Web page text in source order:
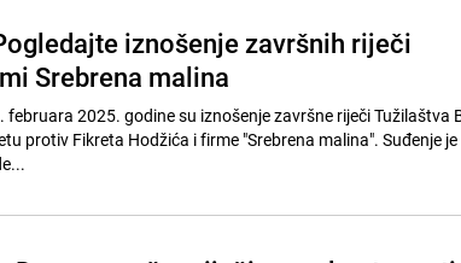
iznošenje završnih riječi
Srebrena malina
februara 2025. godine su iznošenje završne riječi Tužilaštva
protiv Fikreta Hodžića i firme "Srebrena malina". Suđenje je